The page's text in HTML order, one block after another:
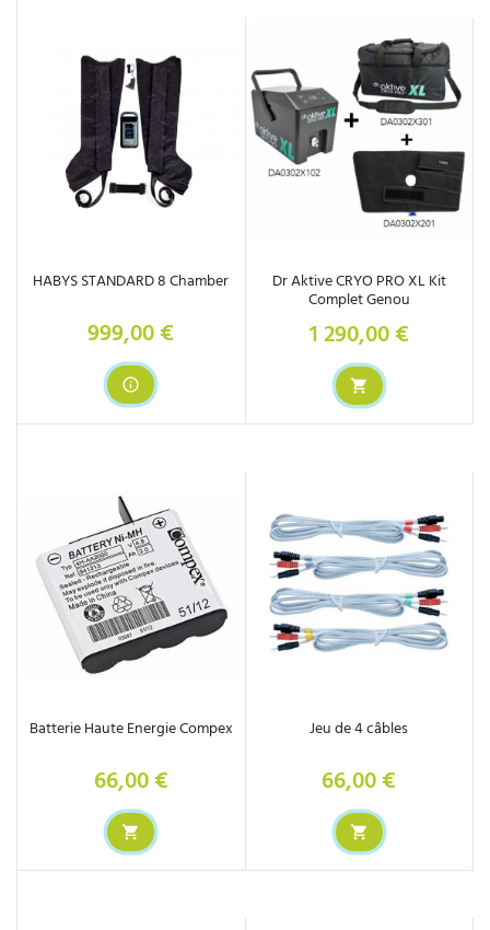
HABYS STANDARD 8 Chamber
Prix
999,00 €
Dr Aktive CRYO PRO XL Kit
Complet Genou
Prix
1 290,00 €
Batterie Haute Energie Compex
Prix
66,00 €
Jeu de 4 câbles
Prix
66,00 €